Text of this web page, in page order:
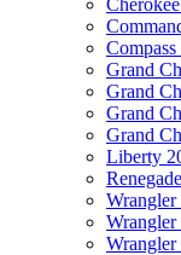
Grand
Grand
Grand
Grand
Liberty
Wrangler